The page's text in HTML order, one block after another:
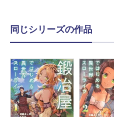
同じシリーズの作品